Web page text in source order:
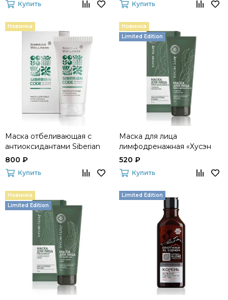
CodeКупить Купить
Новинка
Маска отбеливающая c
антиоксидантами Siberian
Code
800 ₽
Купить
Новинка
Limited Edition
Маска для лица
лимфодренажная «Хусэн
Эдир» (Сила молодости)
520 ₽
Купить
Новинка
Limited Edition
Limited Edition